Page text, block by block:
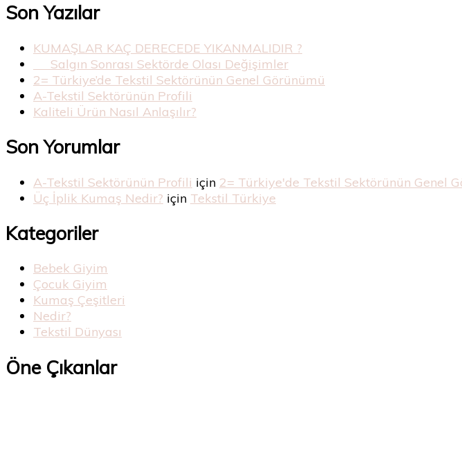
Son Yazılar
KUMAŞLAR KAÇ DERECEDE YIKANMALIDIR ?
Salgın Sonrası Sektörde Olası Değişimler
2= Türkiye’de Tekstil Sektörünün Genel Görünümü
A-Tekstil Sektörünün Profili
Kaliteli Ürün Nasıl Anlaşılır?
Son Yorumlar
A-Tekstil Sektörünün Profili için 2= Türkiye'de Tekstil Sektörünün Genel
Üç İplik Kumaş Nedir? için Tekstil Türkiye
Kategoriler
Bebek Giyim
Çocuk Giyim
Kumaş Çeşitleri
Nedir?
Tekstil Dünyası
Öne Çıkanlar